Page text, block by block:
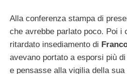
Alla conferenza stampa di
che avrebbe parlato poco. Poi i
ritardato insediamento di
avevano portato a esporsi più
e pensasse alla vigilia della